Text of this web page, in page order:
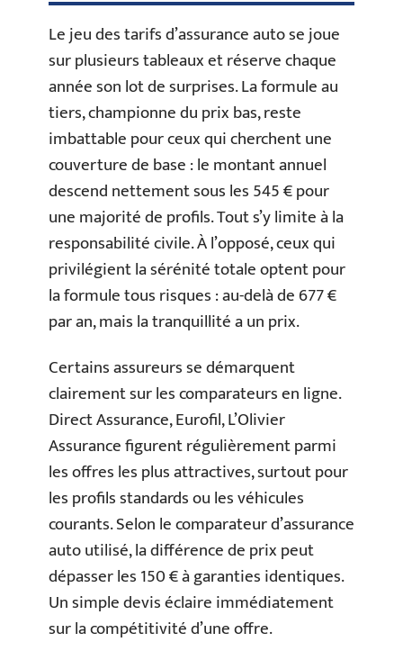
Le jeu des tarifs d’assurance auto se joue
sur plusieurs tableaux et réserve chaque
année son lot de surprises. La formule au
tiers, championne du prix bas, reste
imbattable pour ceux qui cherchent une
couverture de base : le montant annuel
descend nettement sous les 545 € pour
une majorité de profils. Tout s’y limite à la
responsabilité civile. À l’opposé, ceux qui
privilégient la sérénité totale optent pour
la formule tous risques : au-delà de 677 €
par an, mais la tranquillité a un prix.
Certains assureurs se démarquent
clairement sur les comparateurs en ligne.
Direct Assurance, Eurofil, L’Olivier
Assurance figurent régulièrement parmi
les offres les plus attractives, surtout pour
les profils standards ou les véhicules
courants. Selon le comparateur d’assurance
auto utilisé, la différence de prix peut
dépasser les 150 € à garanties identiques.
Un simple devis éclaire immédiatement
sur la compétitivité d’une offre.